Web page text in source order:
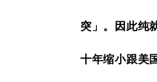
突」。因此纯
十年缩小跟美